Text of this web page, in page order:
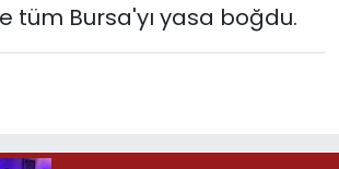
tüm Bursa'yı yasa boğdu.